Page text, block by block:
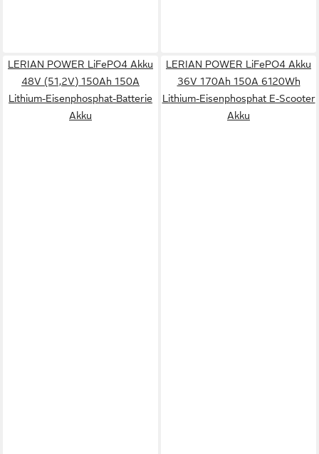
LERIAN POWER LiFePO4 Akku
48V (51,2V) 150Ah 150A
Lithium-Eisenphosphat-Batterie
Akku
LERIAN POWER LiFePO4 Akku
36V 170Ah 150A 6120Wh
Lithium-Eisenphosphat E-Scooter
Akku